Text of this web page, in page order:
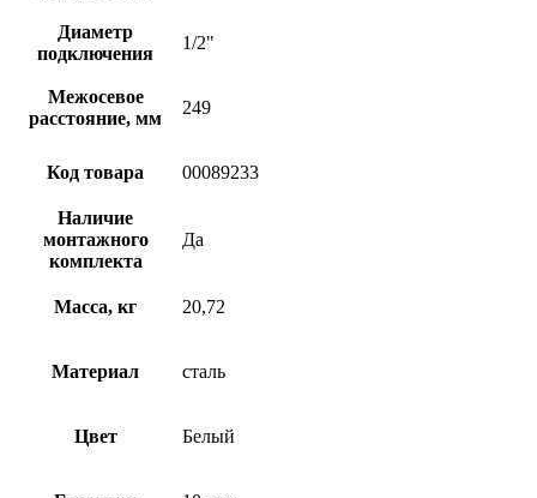
Диаметр
подключения
1/2"
Межосевое
расстояние, мм
249
Код товара 00089233
Наличие
монтажного
комплекта
Да
Масса, кг 20,72
Материал сталь
Цвет Белый